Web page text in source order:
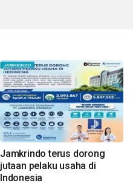
Jamkrindo terus dorong
jutaan pelaku usaha di
Indonesia